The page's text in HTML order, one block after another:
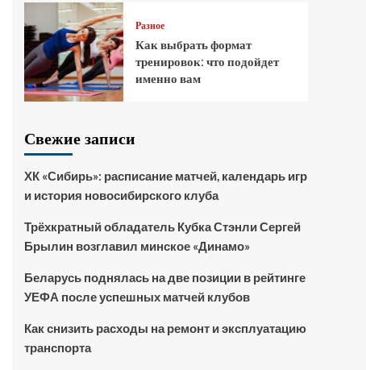
Разное
Как выбрать формат
тренировок: что подойдет
именно вам
Свежие записи
ХК «Сибирь»: расписание матчей, календарь игр
и история новосибирского клуба
Трёхкратный обладатель Кубка Стэнли Сергей
Брылин возглавил минское «Динамо»
Беларусь поднялась на две позиции в рейтинге
УЕФА после успешных матчей клубов
Как снизить расходы на ремонт и эксплуатацию
транспорта